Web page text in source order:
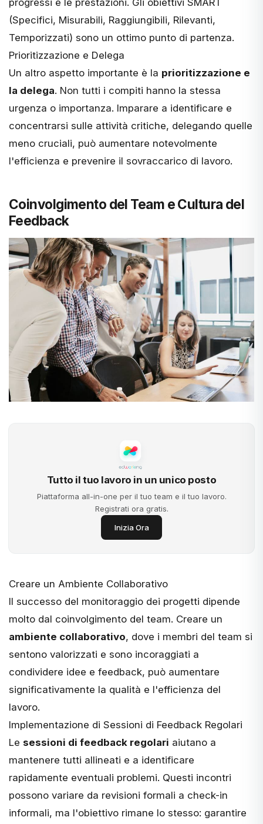
progressi e le prestazioni. Gli obiettivi SMART
(Specifici, Misurabili, Raggiungibili, Rilevanti,
Temporizzati) sono un ottimo punto di partenza.
Prioritizzazione e Delega
Un altro aspetto importante è la prioritizzazione e
la delega. Non tutti i compiti hanno la stessa
urgenza o importanza. Imparare a identificare e
concentrarsi sulle attività critiche, delegando quelle
meno cruciali, può aumentare notevolmente
l'efficienza e prevenire il sovraccarico di lavoro.
Coinvolgimento del Team e Cultura del
Feedback
Tutto il tuo lavoro in un unico posto
Piattaforma all-in-one per il tuo team e il tuo lavoro.
Registrati ora gratis.
Inizia Ora
Creare un Ambiente Collaborativo
Il successo del monitoraggio dei progetti dipende
molto dal coinvolgimento del team. Creare un
ambiente collaborativo, dove i membri del team si
sentono valorizzati e sono incoraggiati a
condividere idee e feedback, può aumentare
significativamente la qualità e l'efficienza del
lavoro.
Implementazione di Sessioni di Feedback Regolari
Le sessioni di feedback regolari aiutano a
mantenere tutti allineati e a identificare
rapidamente eventuali problemi. Questi incontri
possono variare da revisioni formali a check-in
informali, ma l'obiettivo rimane lo stesso: garantire